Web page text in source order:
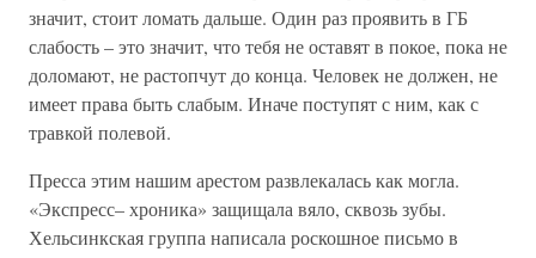
значит, стоит ломать дальше. Один раз проявить в ГБ
слабость – это значит, что тебя не оставят в покое, пока не
доломают, не растопчут до конца. Человек не должен, не
имеет права быть слабым. Иначе поступят с ним, как с
травкой полевой.
Пресса этим нашим арестом развлекалась как могла.
«Экспресс– хроника» защищала вяло, сквозь зубы.
Хельсинкская группа написала роскошное письмо в